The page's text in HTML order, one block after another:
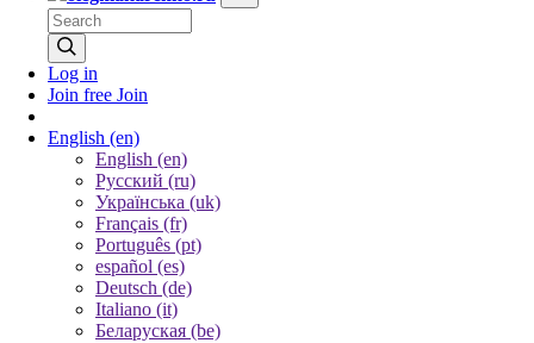
Log in
Join free Join
English (en)
English (en)
Русский (ru)
Українська (uk)
Français (fr)
Português (pt)
español (es)
Deutsch (de)
Italiano (it)
Беларуская (be)